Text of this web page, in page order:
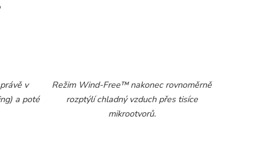
v
a poté
Režim Wind-Free™ nakonec rovnoměrně
rozptýlí chladný vzduch přes tisíce
mikrootvorů.